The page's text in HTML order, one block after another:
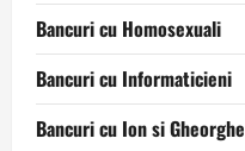
Bancuri cu Homosexuali
Bancuri cu Informaticieni
Bancuri cu Ion si Gheorghe